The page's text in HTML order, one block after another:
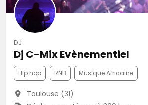
DJ
Dj C-Mix Evènementiel
Hip hop RNB Musique Africaine
Toulouse (31)